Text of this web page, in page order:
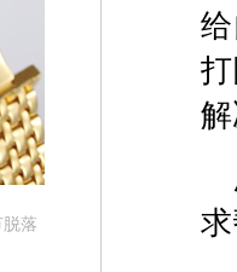
阳区红军路腕表时光售后服务中
辉区中央街腕表时光售后服务中
冠区红军路腕表时光售后服务中
向阳区长安路腕表时光售后服务
东安区太平路腕表时光售后服务
桃山区大同街腕表时光售后服务
市龙沙区龙华路腕表时光售后服
尖山区新兴大街腕表时光售后服
落